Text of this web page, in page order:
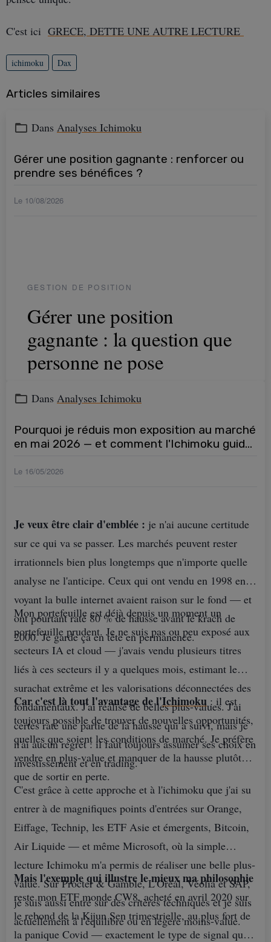
C'est ici GRECE, DETTE UNE AUTRE LECTURE
ichimoku Dax
Articles similaires
Dans Analyses Ichimoku
Gérer une position gagnante : renforcer ou
prendre ses bénéfices ?
Le 10/08/2026
GESTION DE POSITION
Gérer une position
gagnante : la question que
personne ne pose
Tout le monde sait quoi faire d'une position
gagnante, elle, pose un problème autrement
l'essentiel d'un portefeuille.
Microsoft
Il existe une asymétrie curieuse dans la
formation des investisseurs. On passe un temps
considérable à apprendre où entrer. On en passe
un peu à apprendre où placer son stop. Et on ne
passe pratiquement aucun temps sur ce qui se
produit quand la position part dans le bon sens.
C'est pourtant le cas de figure le plus fréquent
chez ceux qui travaillent correctement. Et de loin
le plus coûteux quand il est mal géré.
Une position perdante vous impose une
décision. Une position gagnante vous
en propose quatre — et trois sont
mauvaises.
Alléger trop tôt et regarder le titre continuer sans
vous. Ne rien faire et rendre l'intégralité du gain.
Renforcer au pire moment, en haut de
Dans Analyses Ichimoku
Pourquoi je réduis mon exposition au marché
en mai 2026 — et comment l'Ichimoku guide
Le 16/05/2026
Je veux être clair d'emblée : je n'ai aucune certitude
sur ce qui va se passer. Les marchés peuvent rester
irrationnels bien plus longtemps que n'importe quelle
analyse ne l'anticipe. Ceux qui ont vendu en 1998 en
voyant la bulle internet avaient raison sur le fond — et
ont pourtant raté 80 % de hausse avant le krach de
2000. Je garde ça en tête en permanence.
Mon portefeuille est déjà depuis un moment un
portefeuille prudent. Je ne suis pas ou peu exposé aux
secteurs IA et cloud — j'avais vendu plusieurs titres
liés à ces secteurs il y a quelques mois, estimant le
surachat extrême et les valorisations déconnectées des
fondamentaux. J'ai réalisé de belles plus-values. J'ai
certes raté une partie de la hausse qui a suivi, mais je
n'ai aucun regret : il faut toujours assumer ses choix en
investissement et en trading.
Car c'est là tout l'avantage de l'Ichimoku : il est
toujours possible de trouver de nouvelles opportunités,
quelles que soient les conditions de marché. Je préfère
vendre en plus-value et manquer de la hausse plutôt
que de sortir en perte.
C'est grâce à cette approche et à l'ichimoku que j'ai su
entrer à de magnifiques points d'entrées sur Orange,
Eiffage, Technip, les ETF Asie et émergents, Bitcoin,
Air Liquide — et même Microsoft, où la simple
lecture Ichimoku m'a permis de réaliser une belle plus-
value. Sur Procter & Gamble, L'Oréal, Véolia et SAP,
je suis aussi entré sur des critères techniques et je suis
actuellement à l'équilibre ou en légère moins-value.
Mais l'exemple qui illustre le mieux ma philosophie
reste mon ETF monde CW8, acheté en avril 2020 sur
le rebond de la Kijun Sen trimestrielle, au plus fort de
la panique Covid — exactement le type de signal que